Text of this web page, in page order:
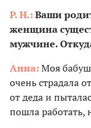
Р. Н.:Ваши
женщина
мужчине.
Анна:Моя
очень страдала
от деда и
пошла работать,